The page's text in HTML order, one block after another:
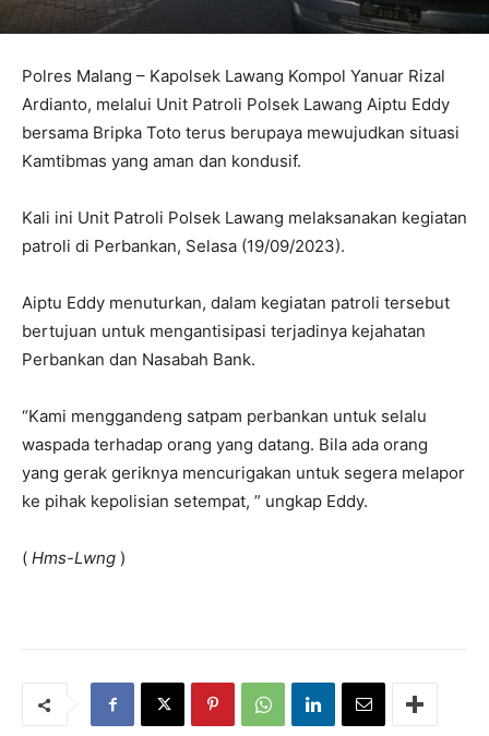
Polres Malang – Kapolsek Lawang Kompol Yanuar Rizal
Ardianto, melalui Unit Patroli Polsek Lawang Aiptu Eddy
bersama Bripka Toto terus berupaya mewujudkan situasi
Kamtibmas yang aman dan kondusif.
Kali ini Unit Patroli Polsek Lawang melaksanakan kegiatan
patroli di Perbankan, Selasa (19/09/2023).
Aiptu Eddy menuturkan, dalam kegiatan patroli tersebut
bertujuan untuk mengantisipasi terjadinya kejahatan
Perbankan dan Nasabah Bank.
“Kami menggandeng satpam perbankan untuk selalu
waspada terhadap orang yang datang. Bila ada orang
yang gerak geriknya mencurigakan untuk segera melapor
ke pihak kepolisian setempat, ” ungkap Eddy.
( Hms-Lwng )